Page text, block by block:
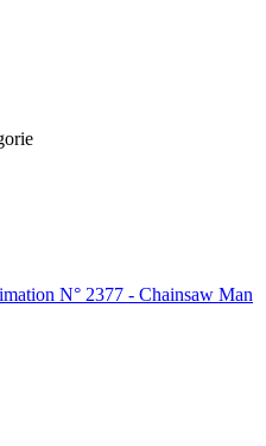
N° 2377 - Chainsaw Man